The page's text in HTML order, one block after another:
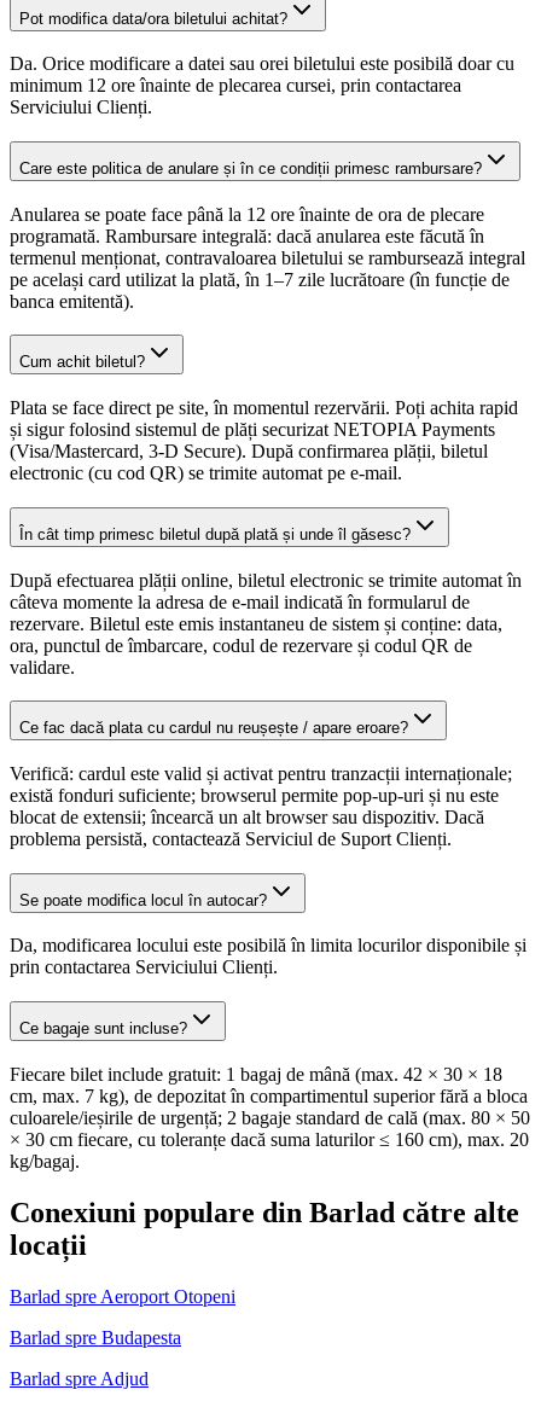
Pot modifica data/ora biletului achitat?
Da. Orice modificare a datei sau orei biletului este posibilă doar cu
minimum 12 ore înainte de plecarea cursei, prin contactarea
Serviciului Clienți.
Care este politica de anulare și în ce condiții primesc rambursare?
Anularea se poate face până la 12 ore înainte de ora de plecare
programată. Rambursare integrală: dacă anularea este făcută în
termenul menționat, contravaloarea biletului se rambursează integral
pe același card utilizat la plată, în 1–7 zile lucrătoare (în funcție de
banca emitentă).
Cum achit biletul?
Plata se face direct pe site, în momentul rezervării. Poți achita rapid
și sigur folosind sistemul de plăți securizat NETOPIA Payments
(Visa/Mastercard, 3-D Secure). După confirmarea plății, biletul
electronic (cu cod QR) se trimite automat pe e-mail.
În cât timp primesc biletul după plată și unde îl găsesc?
După efectuarea plății online, biletul electronic se trimite automat în
câteva momente la adresa de e-mail indicată în formularul de
rezervare. Biletul este emis instantaneu de sistem și conține: data,
ora, punctul de îmbarcare, codul de rezervare și codul QR de
validare.
Ce fac dacă plata cu cardul nu reușește / apare eroare?
Verifică: cardul este valid și activat pentru tranzacții internaționale;
există fonduri suficiente; browserul permite pop-up-uri și nu este
blocat de extensii; încearcă un alt browser sau dispozitiv. Dacă
problema persistă, contactează Serviciul de Suport Clienți.
Se poate modifica locul în autocar?
Da, modificarea locului este posibilă în limita locurilor disponibile și
prin contactarea Serviciului Clienți.
Ce bagaje sunt incluse?
Fiecare bilet include gratuit: 1 bagaj de mână (max. 42 × 30 × 18
cm, max. 7 kg), de depozitat în compartimentul superior fără a bloca
culoarele/ieșirile de urgență; 2 bagaje standard de cală (max. 80 × 50
× 30 cm fiecare, cu toleranțe dacă suma laturilor ≤ 160 cm), max. 20
kg/bagaj.
Conexiuni populare din Barlad către alte
locații
Barlad spre Aeroport Otopeni
Barlad spre Budapesta
Barlad spre Adjud